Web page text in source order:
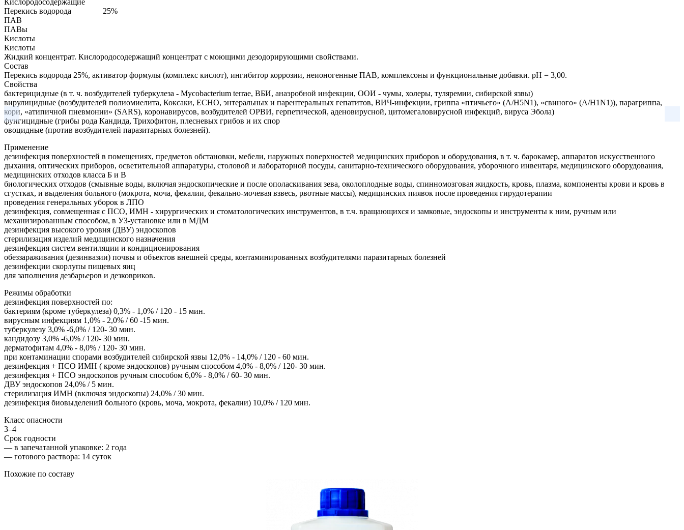
Кислородосодержащие
Перекись водорода
25%
ПАВ
ПАВы
Кислоты
Кислоты
Жидкий концентрат. Кислородосодержащий концентрат c моющими дезодорирующими свойствами.
Состав
Перекись водорода 25%, активатор формулы (комплекс кислот), ингибитор коррозии, неионогенные ПАВ, комплексоны и функциональные добавки. pH = 3,00.
Свойства
бактерицидные (в т. ч. возбудителей туберкулеза - Mycobacterium terrae, ВБИ, анаэробной инфекции, ООИ - чумы, холеры, туляремии, сибирской язвы)
вирулицидные (возбудителей полиомиелита, Коксаки, ЕСНО, энтеральных и парентеральных гепатитов, ВИЧ-инфекции, гриппа «птичьего» (А/H5N1), «свиного» (А/H1N1)), парагриппа,
кори, «атипичной пневмонии» (SARS), коронавирусов, возбудителей ОРВИ, герпетической, аденовирусной, цитомегаловирусной инфекций, вируса Эбола)
фунгицидные (грибы рода Кандида, Трихофитон, плесневых грибов и их спор
овоцидные (против возбудителей паразитарных болезней).
Применение
дезинфекция поверхностей в помещениях, предметов обстановки, мебели, наружных поверхностей медицинских приборов и оборудования, в т. ч. барокамер, аппаратов искусственного
дыхания, оптических приборов, осветительной аппаратуры, столовой и лабораторной посуды, санитарно-технического оборудования, уборочного инвентаря, медицинского оборудования,
медицинских отходов класса Б и В
биологических отходов (смывные воды, включая эндоскопические и после ополаскивания зева, околоплодные воды, спинномозговая жидкость, кровь, плазма, компоненты крови и кровь в
сгустках, и выделения больного (мокрота, моча, фекалии, фекально-мочевая взвесь, рвотные массы), медицинских пиявок после проведения гирудотерапии
проведения генеральных уборок в ЛПО
дезинфекция, совмещенная с ПСО, ИМН - хирургических и стоматологических инструментов, в т.ч. вращающихся и замковые, эндоскопы и инструменты к ним, ручным или
механизированным способом, в УЗ-установке или в МДМ
дезинфекция высокого уровня (ДВУ) эндоскопов
стерилизация изделий медицинского назначения
дезинфекция систем вентиляции и кондиционирования
обеззараживания (дезинвазии) почвы и объектов внешней среды, контаминированных возбудителями паразитарных болезней
дезинфекции скорлупы пищевых яиц
для заполнения дезбарьеров и дезковриков.
Режимы обработки
дезинфекция поверхностей по:
бактериям (кроме туберкулеза) 0,3% - 1,0% / 120 - 15 мин.
вирусным инфекциям 1,0% - 2,0% / 60 -15 мин.
туберкулезу 3,0% -6,0% / 120- 30 мин.
кандидозу 3,0% -6,0% / 120- 30 мин.
дерматофитам 4,0% - 8,0% / 120- 30 мин.
при контаминации спорами возбудителей сибирской язвы 12,0% - 14,0% / 120 - 60 мин.
дезинфекция + ПСО ИМН ( кроме эндоскопов) ручным способом 4,0% - 8,0% / 120- 30 мин.
дезинфекция + ПСО эндоскопов ручным способом 6,0% - 8,0% / 60- 30 мин.
ДВУ эндоскопов 24,0% / 5 мин.
стерилизация ИМН (включая эндоскопы) 24,0% / 30 мин.
дезинфекция биовыделений больного (кровь, моча, мокрота, фекалии) 10,0% / 120 мин.
Класс опасности
3–4
Срок годности
— в запечатанной упаковке: 2 года
— готового раствора: 14 суток
Похожие по составу